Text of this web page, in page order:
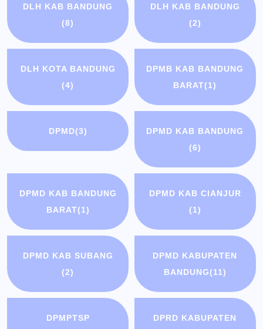
DLH KAB BANDUNG
(8)
DLH KAB BANDUNG
(2)
DLH KOTA BANDUNG
(4)
DPMB KAB BANDUNG
BARAT(1)
DPMD(3)
DPMD KAB BANDUNG
(6)
DPMD KAB BANDUNG
BARAT(1)
DPMD KAB CIANJUR
(1)
DPMD KAB SUBANG
(2)
DPMD KABUPATEN
BANDUNG(11)
DPMPTSP
DPRD KABUPATEN